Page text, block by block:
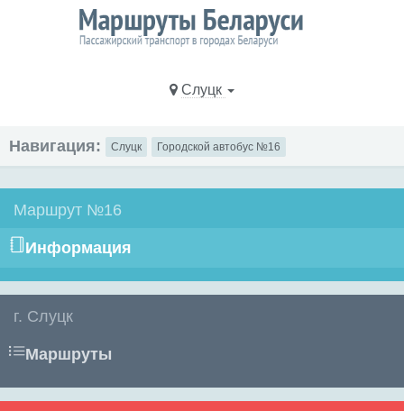
Слуцк
Навигация: Слуцк Городской автобус №16
Маршрут №16
Информация
г. Слуцк
Маршруты